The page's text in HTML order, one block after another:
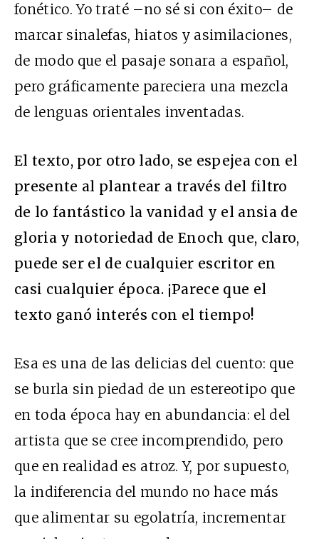
fonético. Yo traté –no sé si con éxito– de
marcar sinalefas, hiatos y asimilaciones,
de modo que el pasaje sonara a español,
pero gráficamente pareciera una mezcla
de lenguas orientales inventadas.
El texto, por otro lado, se espejea con el
presente al plantear a través del filtro
de lo fantástico la vanidad y el ansia de
gloria y notoriedad de Enoch que, claro,
puede ser el de cualquier escritor en
casi cualquier época. ¡Parece que el
texto ganó interés con el tiempo!
Esa es una de las delicias del cuento: que
se burla sin piedad de un estereotipo que
en toda época hay en abundancia: el del
artista que se cree incomprendido, pero
que en realidad es atroz. Y, por supuesto,
la indiferencia del mundo no hace más
que alimentar su egolatría, incrementar